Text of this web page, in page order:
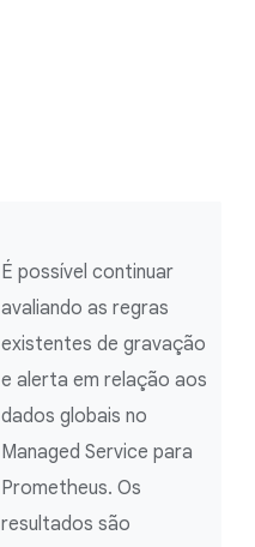
É possível continuar
avaliando as regras
existentes de gravação
e alerta em relação aos
dados globais no
Managed Service para
Prometheus. Os
resultados são